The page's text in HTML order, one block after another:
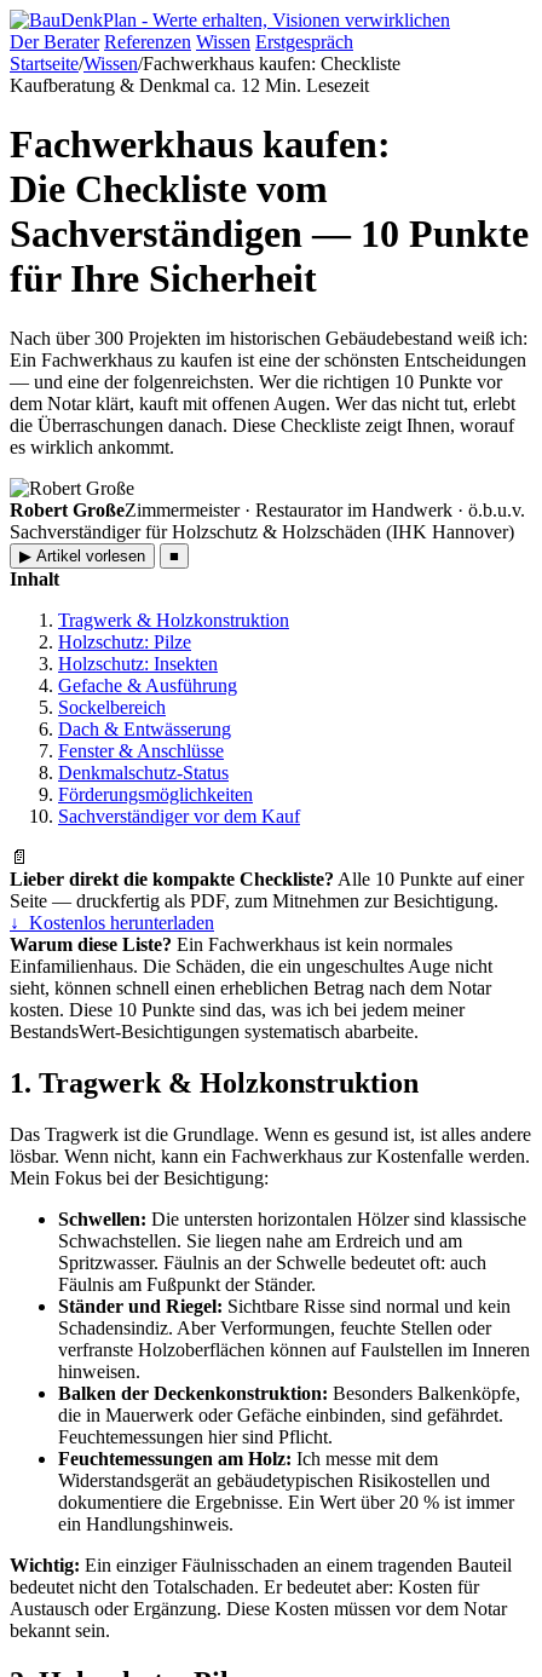
Der Berater Referenzen Wissen Erstgespräch
Startseite/Wissen/Fachwerkhaus kaufen: Checkliste
Kaufberatung & Denkmal ca. 12 Min. Lesezeit
Fachwerkhaus kaufen:
Die Checkliste vom
Sachverständigen — 10 Punkte
für Ihre Sicherheit
Nach über 300 Projekten im historischen Gebäudebestand weiß ich:
Ein Fachwerkhaus zu kaufen ist eine der schönsten Entscheidungen
— und eine der folgenreichsten. Wer die richtigen 10 Punkte vor
dem Notar klärt, kauft mit offenen Augen. Wer das nicht tut, erlebt
die Überraschungen danach. Diese Checkliste zeigt Ihnen, worauf
es wirklich ankommt.
Robert GroßeZimmermeister · Restaurator im Handwerk · ö.b.u.v.
Sachverständiger für Holzschutz & Holzschäden (IHK Hannover)
▶ Artikel vorlesen ■
Inhalt
Tragwerk & Holzkonstruktion
Holzschutz: Pilze
Holzschutz: Insekten
Gefache & Ausführung
Sockelbereich
Dach & Entwässerung
Fenster & Anschlüsse
Denkmalschutz-Status
Förderungsmöglichkeiten
Sachverständiger vor dem Kauf
📄
Lieber direkt die kompakte Checkliste? Alle 10 Punkte auf einer
Seite — druckfertig als PDF, zum Mitnehmen zur Besichtigung.
↓ Kostenlos herunterladen
Warum diese Liste? Ein Fachwerkhaus ist kein normales
Einfamilienhaus. Die Schäden, die ein ungeschultes Auge nicht
sieht, können schnell einen erheblichen Betrag nach dem Notar
kosten. Diese 10 Punkte sind das, was ich bei jedem meiner
BestandsWert-Besichtigungen systematisch abarbeite.
1. Tragwerk & Holzkonstruktion
Das Tragwerk ist die Grundlage. Wenn es gesund ist, ist alles andere
lösbar. Wenn nicht, kann ein Fachwerkhaus zur Kostenfalle werden.
Mein Fokus bei der Besichtigung:
Schwellen: Die untersten horizontalen Hölzer sind klassische
Schwachstellen. Sie liegen nahe am Erdreich und am
Spritzwasser. Fäulnis an der Schwelle bedeutet oft: auch
Fäulnis am Fußpunkt der Ständer.
Ständer und Riegel: Sichtbare Risse sind normal und kein
Schadensindiz. Aber Verformungen, feuchte Stellen oder
verfranste Holzoberflächen können auf Faulstellen im Inneren
hinweisen.
Balken der Deckenkonstruktion: Besonders Balkenköpfe,
die in Mauerwerk oder Gefäche einbinden, sind gefährdet.
Feuchtemessungen hier sind Pflicht.
Feuchtemessungen am Holz: Ich messe mit dem
Widerstandsgerät an gebäudetypischen Risikostellen und
dokumentiere die Ergebnisse. Ein Wert über 20 % ist immer
ein Handlungshinweis.
Wichtig: Ein einziger Fäulnisschaden an einem tragenden Bauteil
bedeutet nicht den Totalschaden. Er bedeutet aber: Kosten für
Austausch oder Ergänzung. Diese Kosten müssen vor dem Notar
bekannt sein.